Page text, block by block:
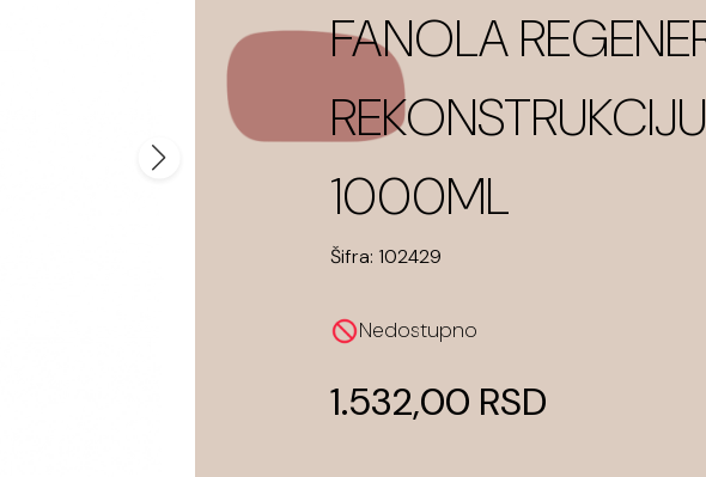
FANOLA
1000ML
Šifra: 102429
Nedostupno
1.532,00 RSD